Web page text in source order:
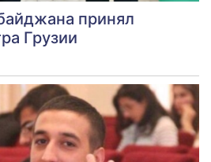
принял
Грузии